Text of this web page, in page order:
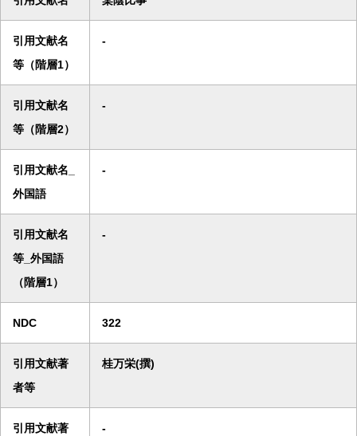
引用文献名
等（階層1）
-
引用文献名
等（階層2）
-
引用文献名_
外国語
-
引用文献名
等_外国語
（階層1）
-
NDC 322
引用文献著
者等
桂万栄(撰)
引用文献著
-